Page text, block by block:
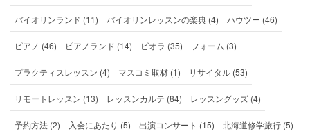
バイオリンランド (11) バイオリンレッスンの楽典 (4) ハウツー (46)
ピアノ (46) ピアノランド (14) ビオラ (35) フォーム (3)
プラクティスレッスン (4) マスコミ取材 (1) リサイタル (53)
リモートレッスン (13) レッスンカルテ (84) レッスングッズ (4)
予約方法 (2) 入会にあたり (5) 出演コンサート (15) 北海道修学旅行 (5)